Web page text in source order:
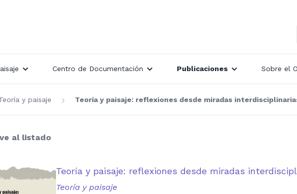
Centro de Documentación Publicaciones Sobre el
y paisaje Teoría y paisaje: reflexiones desde miradas
al listado
Teoría y paisaje: reflexiones desde miradas
Teoría y paisaje